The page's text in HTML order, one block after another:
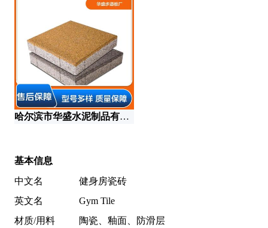
哈尔滨市华盛水泥制品有限公司
基本信息
中文名
健身房瓷砖
英文名
Gym Tile
材质/用料
陶瓷、釉面、防滑层